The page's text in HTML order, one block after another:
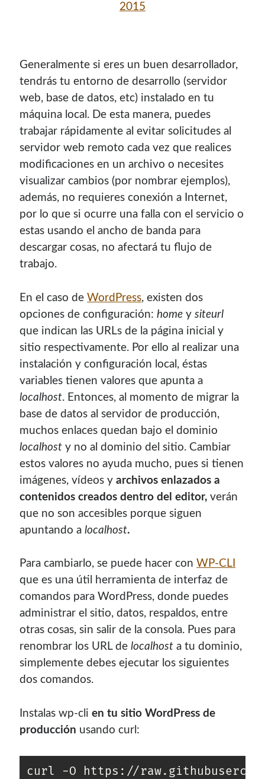
2015
Generalmente si eres un buen desarrollador,
tendrás tu entorno de desarrollo (servidor
web, base de datos, etc) instalado en tu
máquina local. De esta manera, puedes
trabajar rápidamente al evitar solicitudes al
servidor web remoto cada vez que realices
modificaciones en un archivo o necesites
visualizar cambios (por nombrar ejemplos),
además, no requieres conexión a Internet,
por lo que si ocurre una falla con el servicio o
estas usando el ancho de banda para
descargar cosas, no afectará tu flujo de
trabajo.
En el caso deWordPress, existen dos
opciones de configuración:home ysiteurl
que indican las URLs de la página inicial y
sitio respectivamente. Por ello al realizar una
instalación y configuración local, éstas
variables tienen valores que apunta a
localhost. Entonces, al momento de migrar la
base de datos al servidor de producción,
muchos enlaces quedan bajo el dominio
localhost y no al dominio del sitio. Cambiar
estos valores no ayuda mucho, pues si tienen
imágenes, vídeos yarchivos enlazados a
contenidos creados dentro del editor,verán
que no son accesibles porque siguen
apuntando alocalhost.
Para cambiarlo, se puede hacer con WP-CLI
que es una útil herramienta de interfaz de
comandos para WordPress, donde puedes
administrar el sitio, datos, respaldos, entre
otras cosas, sin salir de la consola. Pues para
renombrar los URL delocalhost a tu dominio,
simplemente debes ejecutar los siguientes
dos comandos.
Instalas wp-clien tu sitio WordPress de
producción usando curl:
curl -O https://